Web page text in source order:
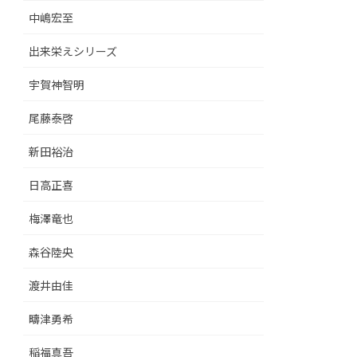
中嶋宏至
出来栄えシリーズ
宇賀神智明
尾藤泰啓
新田裕治
日高正喜
梅澤竜也
森谷陸央
渡井由佳
疇津勇希
稲福真吾